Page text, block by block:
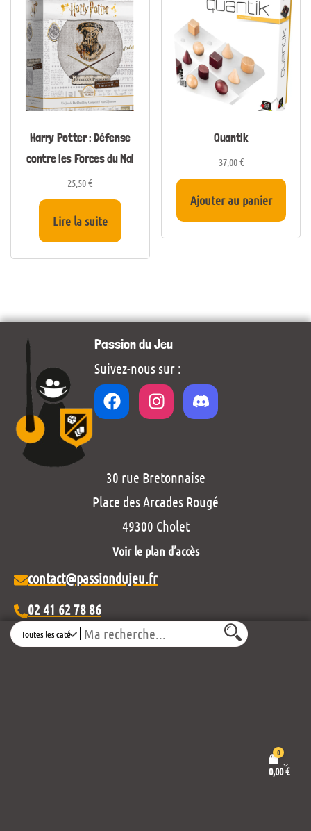
Search
0
0,00€
Harry Potter : Défense
contre les Forces du Mal
25,50€
Lire la suite
Quantik
37,00€
Ajouter au panier
Passion du Jeu
Suivez-nous sur :
30 rue Bretonnaise
Place des Arcades Rougé
49300 Cholet
Voir le plan d’accès
contact@passiondujeu.fr
02 41 62 78 86
Ouvert du lundi au samedi